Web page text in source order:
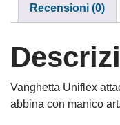
Recensioni (0)
Vanghetta Uniflex
abbina con manico